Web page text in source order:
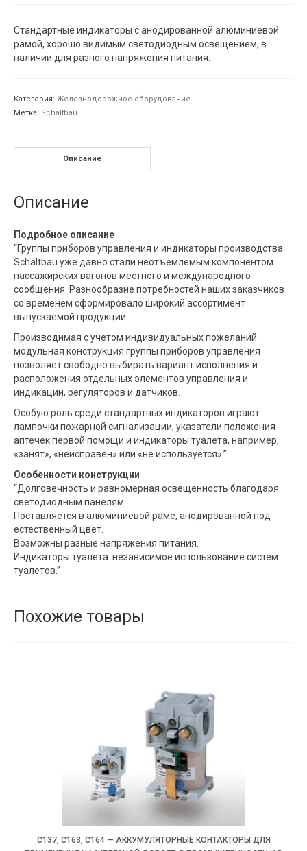
Стандартные индикаторы с анодированной алюминиевой
рамой, хорошо видимым светодиодным освещением, в
наличии для разного напряжения питания.
Категория: Железнодорожное оборудование
Метка: Schaltbau
Описание
Описание
Подробное описание
“Группы приборов управления и индикаторы производства
Schaltbau уже давно стали неотъемлемым компонентом
пассажирских вагонов местного и международного
сообщения. Разнообразие потребностей наших заказчиков
со временем сформировало широкий ассортимент
выпускаемой продукции.
Производимая с учетом индивидуальных пожеланий
модульная конструкция группы приборов управления
позволяет свободно выбирать вариант исполнения и
расположения отдельных элементов управления и
индикации, регуляторов и датчиков.
Особую роль среди стандартных индикаторов играют
лампочки пожарной сигнализации, указатели положения
аптечек первой помощи и индикаторы туалета, например,
«занят», «неисправен» или «не используется».”
Особенности конструкции
“Долговечность и равномерная освещенность благодаря
светодиодным панелям.
Поставляется в алюминиевой раме, анодированной под
естественный цвет.
Возможны разные напряжения питания.
Индикаторы туалета: независимое использование систем
туалетов.”
Похожие товары
C137, C163, C164 — АККУМУЛЯТОРНЫЕ КОНТАКТОРЫ ДЛЯ